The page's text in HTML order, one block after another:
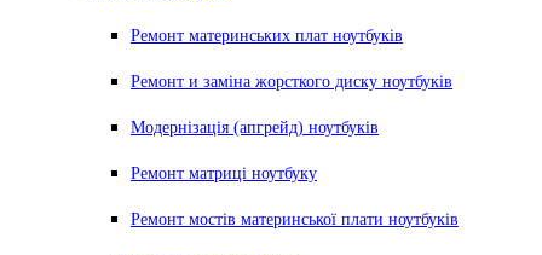
Ремонт материнських плат ноутбуків
Ремонт и заміна жорсткого диску ноутбуків
Модернізація (апгрейд) ноутбуків
Ремонт матриці ноутбуку
Ремонт мостів материнської плати ноутбуків